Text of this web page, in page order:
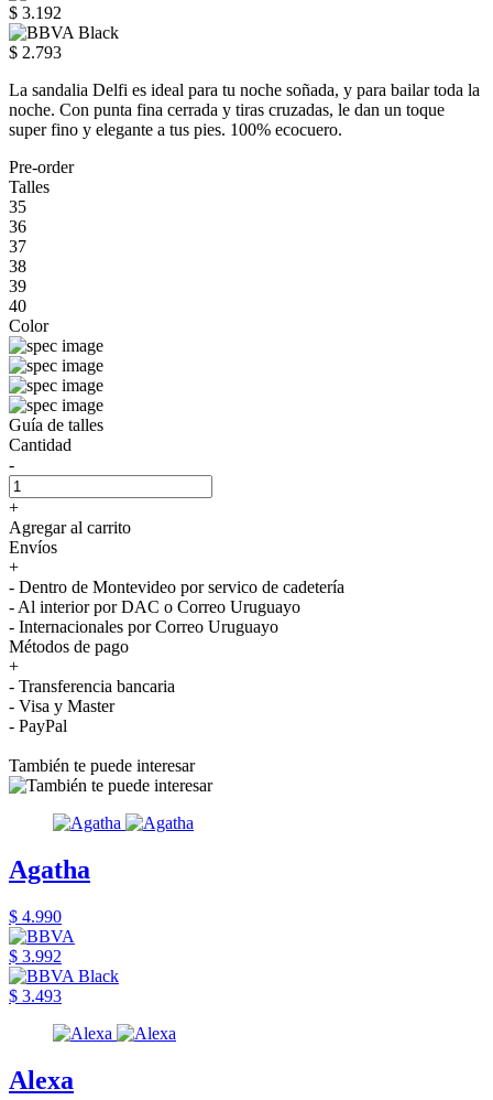
$ 3.192
$ 2.793
La sandalia Delfi es ideal para tu noche soñada, y para bailar toda la
noche. Con punta fina cerrada y tiras cruzadas, le dan un toque
super fino y elegante a tus pies. 100% ecocuero.
Pre-order
Talles
35
36
37
38
39
40
Color
Guía de talles
Cantidad
-
+
Agregar al carrito
Envíos
+
- Dentro de Montevideo por servico de cadetería
- Al interior por DAC o Correo Uruguayo
- Internacionales por Correo Uruguayo
Métodos de pago
+
- Transferencia bancaria
- Visa y Master
- PayPal
También te puede interesar
Agatha
$ 4.990
$ 3.992
$ 3.493
Alexa